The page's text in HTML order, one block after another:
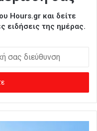
Hours.gr και δείτε
ειδήσεις της ημέρας.